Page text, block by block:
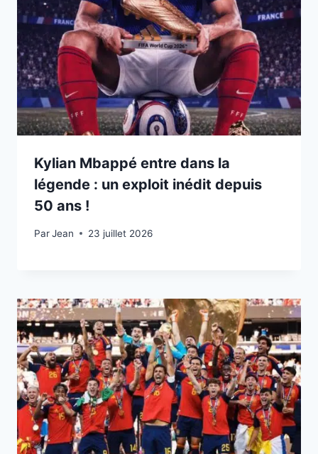
Kylian Mbappé entre dans la
légende : un exploit inédit depuis
50 ans !
ParJean
23 juillet 202623 juillet 2026